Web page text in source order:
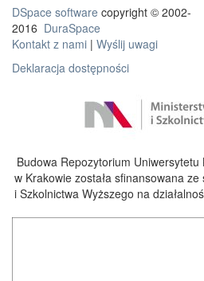
DSpace software copyright © 2002-
2016 DuraSpace
Kontakt z nami | Wyślij uwagi
Deklaracja dostępności
Budowa Repozytorium
w Krakowie została sfinansowana
i Szkolnictwa Wyższego na